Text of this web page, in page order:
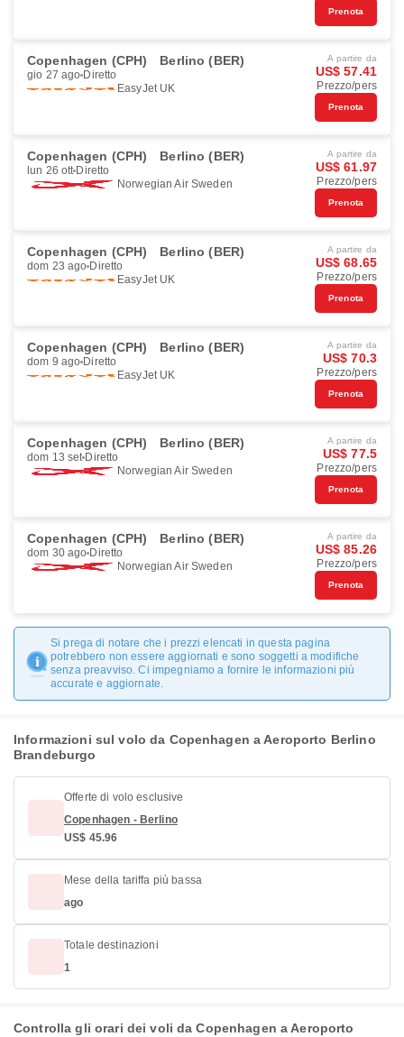
Prenota
Copenhagen (CPH) Berlino (BER)
gio 27 ago Diretto
EasyJet UK
A partire da
US$ 57.41
Prezzo/pers
Prenota
Copenhagen (CPH) Berlino (BER)
lun 26 ott Diretto
Norwegian Air Sweden
A partire da
US$ 61.97
Prezzo/pers
Prenota
Copenhagen (CPH) Berlino (BER)
dom 23 ago Diretto
EasyJet UK
A partire da
US$ 68.65
Prezzo/pers
Prenota
Copenhagen (CPH) Berlino (BER)
dom 9 ago Diretto
EasyJet UK
A partire da
US$ 70.3
Prezzo/pers
Prenota
Copenhagen (CPH) Berlino (BER)
dom 13 set Diretto
Norwegian Air Sweden
A partire da
US$ 77.5
Prezzo/pers
Prenota
Copenhagen (CPH) Berlino (BER)
dom 30 ago Diretto
Norwegian Air Sweden
A partire da
US$ 85.26
Prezzo/pers
Prenota
Si prega di notare che i prezzi elencati in questa pagina
potrebbero non essere aggiornati e sono soggetti a modifiche
senza preavviso. Ci impegniamo a fornire le informazioni più
accurate e aggiornate.
Informazioni sul volo da Copenhagen a Aeroporto Berlino
Brandeburgo
Offerte di volo esclusive
Copenhagen - Berlino
US$ 45.96
Mese della tariffa più bassa
ago
Totale destinazioni
1
Controlla gli orari dei voli da Copenhagen a Aeroporto